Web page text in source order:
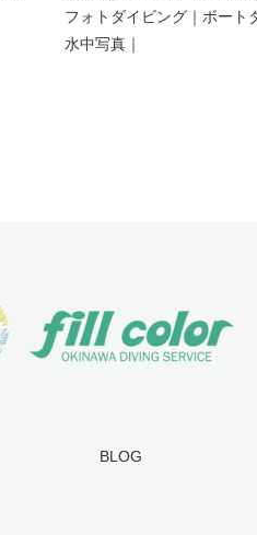
フォトダイビング｜ボート
水中写真｜
BLOG